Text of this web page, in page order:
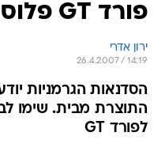
פורד GT פלוס
ירון אדרי
26.4.2007 / 14:19
הסדנאות הגרמניות
התוצרת מבית. שימו
לפורד GT